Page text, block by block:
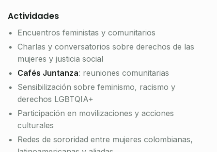
Actividades
Encuentros feministas y comunitarios
Charlas y conversatorios sobre derechos de las
mujeres y justicia social
Cafés Juntanza: reuniones comunitarias
Sensibilización sobre feminismo, racismo y
derechos LGBTQIA+
Participación en movilizaciones y acciones
culturales
Redes de sororidad entre mujeres colombianas,